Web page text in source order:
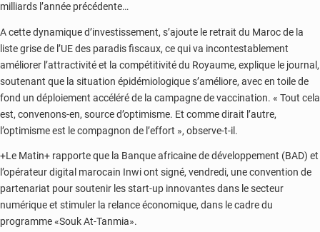
milliards l’année précédente…
A cette dynamique d’investissement, s’ajoute le retrait du Maroc de la
liste grise de l’UE des paradis fiscaux, ce qui va incontestablement
améliorer l’attractivité et la compétitivité du Royaume, explique le journal,
soutenant que la situation épidémiologique s’améliore, avec en toile de
fond un déploiement accéléré de la campagne de vaccination. « Tout cela
est, convenons-en, source d’optimisme. Et comme dirait l’autre,
l’optimisme est le compagnon de l’effort », observe-t-il.
+Le Matin+ rapporte que la Banque africaine de développement (BAD) et
l’opérateur digital marocain Inwi ont signé, vendredi, une convention de
partenariat pour soutenir les start-up innovantes dans le secteur
numérique et stimuler la relance économique, dans le cadre du
programme «Souk At-Tanmia».